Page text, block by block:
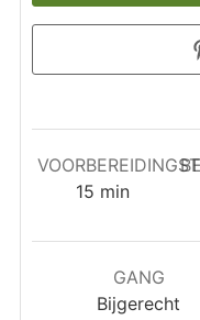
15 minuten
min
GANG
Bijgerecht